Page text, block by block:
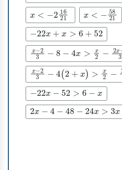
− 16 21 − 21
−22x+x>6+52
x-23 8- > 2- x-
x-23 ( 2+ ) x2 − x-
−22x−52>6−x
2x−4−48−24x>3x−4x+6